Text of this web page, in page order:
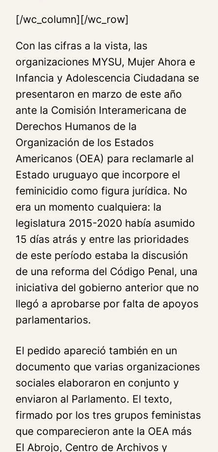
[/wc_column][/wc_row]
Con las cifras a la vista, las
organizaciones MYSU, Mujer Ahora e
Infancia y Adolescencia Ciudadana se
presentaron en marzo de este año
ante la Comisión Interamericana de
Derechos Humanos de la
Organización de los Estados
Americanos (OEA) para reclamarle al
Estado uruguayo que incorpore el
feminicidio como figura jurídica. No
era un momento cualquiera: la
legislatura 2015-2020 había asumido
15 días atrás y entre las prioridades
de este período estaba la discusión
de una reforma del Código Penal, una
iniciativa del gobierno anterior que no
llegó a aprobarse por falta de apoyos
parlamentarios.
El pedido apareció también en un
documento que varias organizaciones
sociales elaboraron en conjunto y
enviaron al Parlamento. El texto,
firmado por los tres grupos feministas
que comparecieron ante la OEA más
El Abrojo, Centro de Archivos y